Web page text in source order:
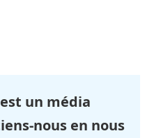
un média
nous en nous